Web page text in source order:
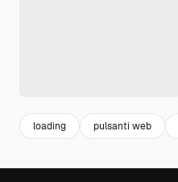
loading pulsanti web